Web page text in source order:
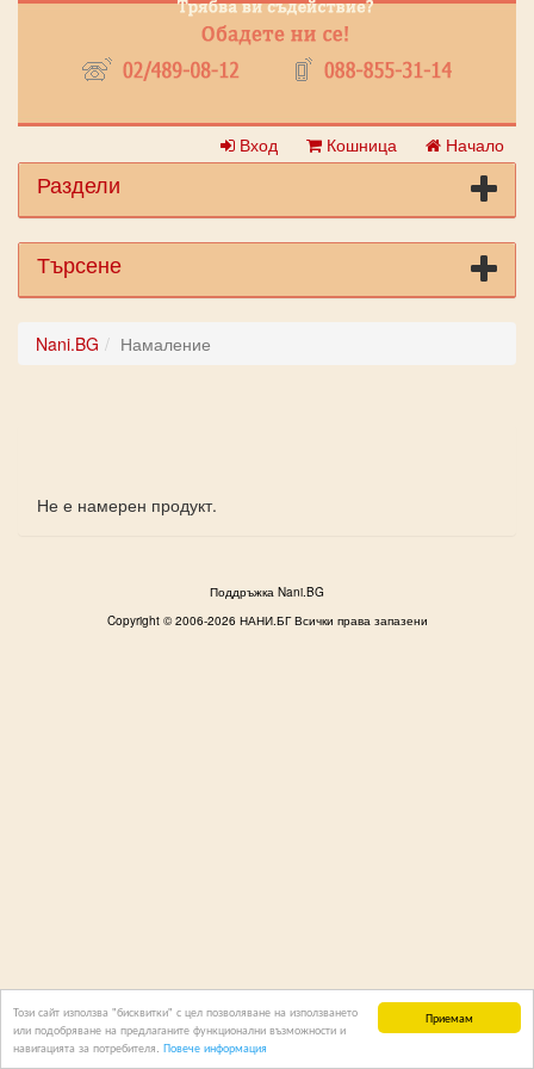
Приемам
Този сайт използва "бисквитки" с цел позволяване на използването
или подобряване на предлаганите функционални възможности и
навигацията за потребителя. Повече информация
Вход Кошница Начало
Раздели
Търсене
Nani.BG Намаление
Не е намерен продукт.
Поддръжка Nani.BG
Copyright © 2006-2026 НАНИ.БГ Всички права запазени